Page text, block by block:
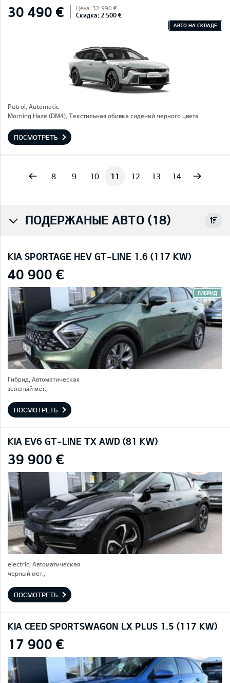
30 490 € Цена: 32 990 €
Скидка: 2 500 €
АВТО НА СКЛАДЕ
Petrol, Automatic
Morning Haze (DM4), Текстильная обивка сидений черного цвета
ПОСМОТРЕТЬ
8 9 10 11 12 13 14
ПОДЕРЖАНЫЕ АВТО (18)
KIA SPORTAGE HEV GT-LINE 1.6 (117 KW)
40 900 €
ГИБРИД
Гибрид, Автоматическая
зеленый мет.,
ПОСМОТРЕТЬ
KIA EV6 GT-LINE TX AWD (81 KW)
39 900 €
electric, Автоматическая
черный мет.,
ПОСМОТРЕТЬ
KIA CEED SPORTSWAGON LX PLUS 1.5 (117 KW)
17 900 €